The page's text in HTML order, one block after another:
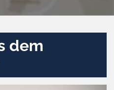
dem